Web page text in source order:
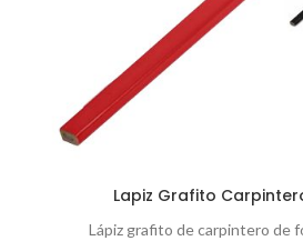
Lapiz Grafito
Lápiz grafito de carpintero de